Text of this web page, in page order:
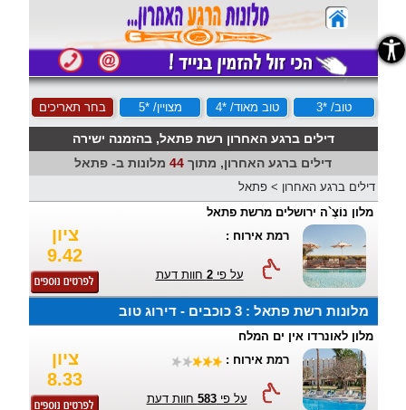
בחר תאריכים מצויין/ *5 טוב מאוד/ *4 טוב/ *3
דילים ברגע האחרון רשת פתאל, בהזמנה ישירה
דילים ברגע האחרון, מתוך 44 מלונות ב- פתאל
דילים ברגע האחרון > פתאל
מלון נוֹצֶ`ה ירושלים מרשת פתאל
ציון
9.42
רמת אירוח :
על פי2 חוות דעת
מלונות רשת פתאל : 3 כוכבים - דירוג טוב
מלון לאונרדו אין ים המלח
ציון
8.33
רמת אירוח :
על פי583 חוות דעת
נגישות